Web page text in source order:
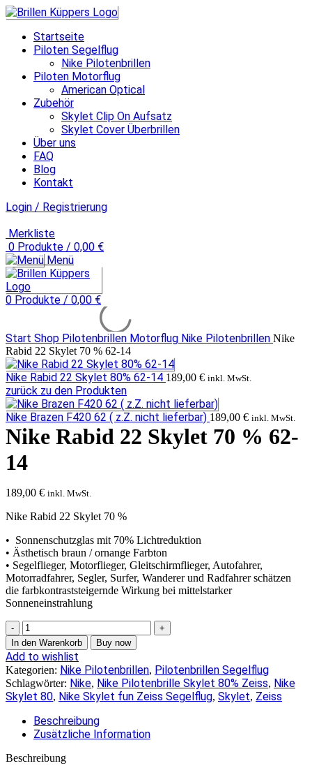
Startseite
Piloten Segelflug
Nike Pilotenbrillen
Piloten Motorflug
American Optical
Zubehör
Skylet Clip On Aufsatz
Skylet Cover Überbrillen
Über uns
FAQ
Blog
Kontakt
Login / Registrierung
Merkliste
0 Produkte / 0,00 €
Menü
0 Produkte / 0,00 €
Start Shop Pilotenbrillen Motorflug Nike Pilotenbrillen Nike
Rabid 22 Skylet 70 % 62-14
Nike Rabid 22 Skylet 80% 62-14 189,00 € inkl. MwSt.
zurück zu den Produkten
Nike Brazen F420 62 ( z.Z. nicht lieferbar) 189,00 € inkl. MwSt.
Nike Rabid 22 Skylet 70 % 62-
14
189,00 € inkl. MwSt.
Nike Rabid 22 Skylet 70 %
• Sonnenschutzglas mit 70% Lichtreduktion
• Ästhetisch braun / ornange Farbton
• Segelflieger, Motorflieger, Gleitschirmflieger, Autofahrer,
Motorradfahrer, Segler, Surfer, Wanderer und Radfahrer schätzen
die farbkontraststeigernde Wirkung bei mittelstarker
Sonneneinstrahlung
Nike
Rabid
22
Skylet
70
%
62-
Menge
In den Warenkorb Buy now
Add to wishlist
Kategorien: Nike Pilotenbrillen, Pilotenbrillen Segelflug
Schlagwörter: Nike, Nike Pilotenbrille Skylet 80% Zeiss, Nike
Skylet 80, Nike Skylet fun Zeiss Segelflug, Skylet, Zeiss
Beschreibung
Zusätzliche Information
Beschreibung